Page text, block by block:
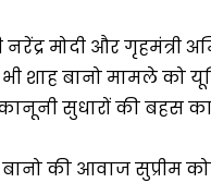
नरेंद्र मोदी और गृहमंत्री
शाह बानो मामले को
सुधारों की बहस
की आवाज सुप्रीम